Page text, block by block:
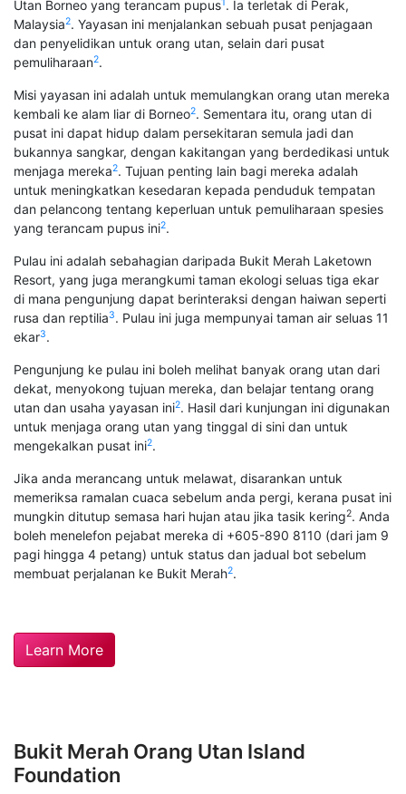
Utan Borneo yang terancam pupus . Ia terletak di Perak,
Malaysia2. Yayasan ini menjalankan sebuah pusat penjagaan
dan penyelidikan untuk orang utan, selain dari pusat
pemuliharaan2.
Misi yayasan ini adalah untuk memulangkan orang utan mereka
kembali ke alam liar di Borneo2. Sementara itu, orang utan di
pusat ini dapat hidup dalam persekitaran semula jadi dan
bukannya sangkar, dengan kakitangan yang berdedikasi untuk
menjaga mereka2. Tujuan penting lain bagi mereka adalah
untuk meningkatkan kesedaran kepada penduduk tempatan
dan pelancong tentang keperluan untuk pemuliharaan spesies
yang terancam pupus ini2.
Pulau ini adalah sebahagian daripada Bukit Merah Laketown
Resort, yang juga merangkumi taman ekologi seluas tiga ekar
di mana pengunjung dapat berinteraksi dengan haiwan seperti
rusa dan reptilia3. Pulau ini juga mempunyai taman air seluas 11
ekar3.
Pengunjung ke pulau ini boleh melihat banyak orang utan dari
dekat, menyokong tujuan mereka, dan belajar tentang orang
utan dan usaha yayasan ini2. Hasil dari kunjungan ini digunakan
untuk menjaga orang utan yang tinggal di sini dan untuk
mengekalkan pusat ini2.
Jika anda merancang untuk melawat, disarankan untuk
memeriksa ramalan cuaca sebelum anda pergi, kerana pusat ini
mungkin ditutup semasa hari hujan atau jika tasik kering2. Anda
boleh menelefon pejabat mereka di +605-890 8110 (dari jam 9
pagi hingga 4 petang) untuk status dan jadual bot sebelum
membuat perjalanan ke Bukit Merah2.
Learn More
Bukit Merah Orang Utan Island
Foundation